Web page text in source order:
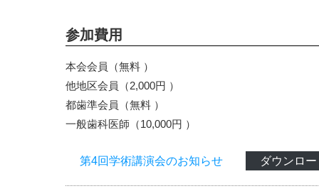
参加費用
本会会員（無料 ）
他地区会員（2,000円 ）
都歯準会員（無料 ）
一般歯科医師（10,000円 ）
第4回学術講演会のお知らせ ダウンロ